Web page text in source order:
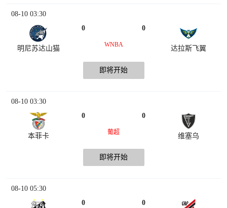
08-10 03:30
明尼苏达山猫
0
WNBA
0
达拉斯飞翼
即将开始
08-10 03:30
本菲卡
0
葡超
0
维塞乌
即将开始
08-10 05:30
0 0